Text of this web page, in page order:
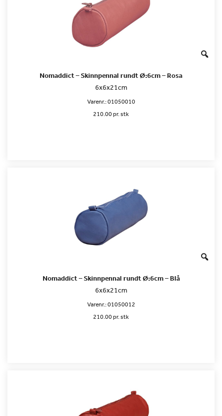
Nomaddict – Skinnpennal rundt Ø:6cm – Rosa
6x6x21cm
Varenr.:01050010
210.00 pr. stk
Nomaddict – Skinnpennal rundt Ø:6cm – Blå
6x6x21cm
Varenr.:01050012
210.00 pr. stk